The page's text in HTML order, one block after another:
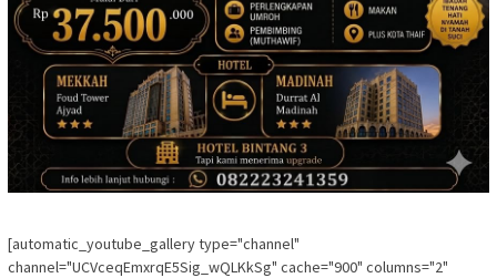
[automatic_youtube_gallery type="channel"
channel="UCVceqEmxrqE5Sig_wQLKkSg" cache="900" columns="2"